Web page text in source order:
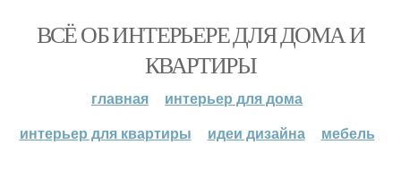
ВСЁ ОБ ИНТЕРЬЕРЕ ДЛЯ ДОМА И
КВАРТИРЫ
главная
интерьер для дома
интерьер для квартиры
идеи дизайна мебель